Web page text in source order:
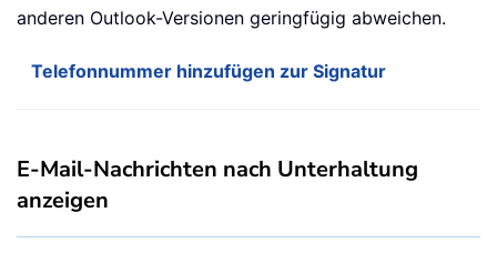
anderen Outlook-Versionen geringfügig abweichen.
Telefonnummer hinzufügen zur Signatur
E-Mail-Nachrichten nach Unterhaltung
anzeigen